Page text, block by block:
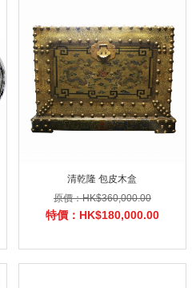
清乾隆 包皮木盒
原價：HK$360,000.00
特價：HK$180,000.00